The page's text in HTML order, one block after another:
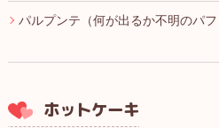
パルプンテ（何が出るか不明のパフ
ホットケーキ